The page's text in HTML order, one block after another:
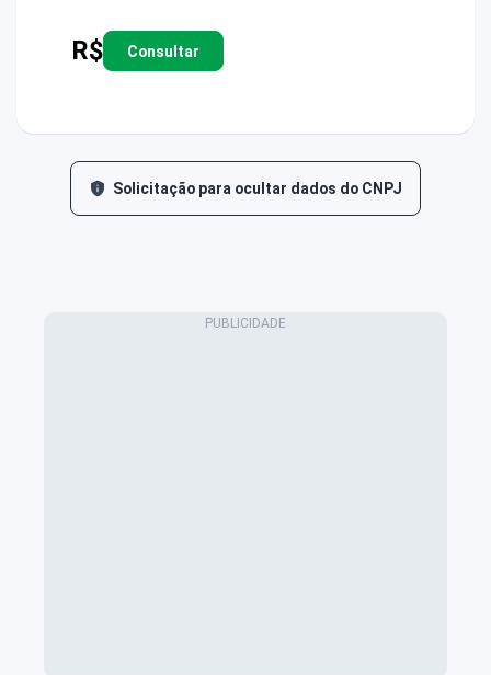
R$ Consultar
Solicitação para ocultar dados do CNPJ